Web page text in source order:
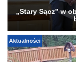
„Stary Sącz” w
Aktualności